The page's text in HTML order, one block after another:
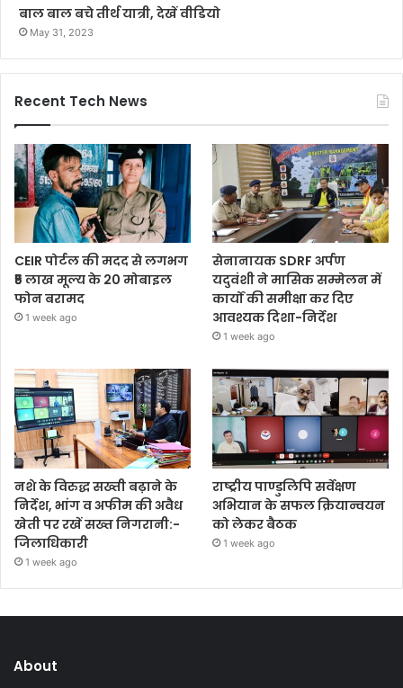
बाल बाल बचे तीर्थ यात्री, देखें वीडियो
May 31, 2023
Recent Tech News
CEIR पोर्टल की मदद से लगभग
₹5 लाख मूल्य के 20 मोबाइल
फोन बरामद
1 week ago
सेनानायक SDRF अर्पण
यदुवंशी ने मासिक सम्मेलन में
कार्यों की समीक्षा कर दिए
आवश्यक दिशा-निर्देश
1 week ago
नशे के विरुद्ध सख्ती बढ़ाने के
निर्देश, भांग व अफीम की अवैध
खेती पर रखें सख्त निगरानी:-
जिलाधिकारी
1 week ago
राष्ट्रीय पाण्डुलिपि सर्वेक्षण
अभियान के सफल क्रियान्वयन
को लेकर बैठक
1 week ago
About